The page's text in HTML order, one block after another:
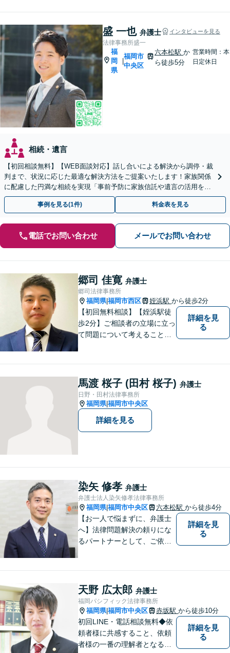
ださい。
盛 一也 弁護士 インタビューを見る
法律事務所盛一
福
岡
県
福岡市
中央区
六本松駅か
ら徒歩5分
営業時間：本
日定休日
相続・遺言
【初回相談無料】【WEB面談対応】話し合いによる解決から調停・裁
判まで、状況に応じた最適な解決方法をご提案いたします！家族関係
に配慮した円満な相続を実現「事前予防に家族信託や遺言の活用を」
「相続税に関するご相談にも対応」【休日・夜間相談可】
事例を見る(1件) 料金表を見る
電話でお問い合わせ メールでお問い合わせ
郷司 佳寛 弁護士
郷司法律事務所
福岡県|福岡市西区 姪浜駅 から徒歩2分
【初回無料相談】【姪浜駅徒
歩2分】ご相談者の立場に立っ
て問題について考えることが
あらゆる問題解決に精通。
【電話相談可】
詳細を見
る
馬渡 桜子 (田村 桜子) 弁護士
日野・田村法律事務所
福岡県|福岡市中央区
詳細を見る
染矢 修孝 弁護士
弁護士法人染矢修孝法律事務所
福岡県|福岡市中央区 六本松駅 から徒歩4分
【お一人で悩まずに、弁護士
へ】法律問題解決の頼りにな
るパートナーとして、ご依頼
じめ、「離婚事件」、「損害
賠償請求事件」、「刑事事
件」まで多数の事件の取り扱
い【分割払い可】
詳細を見
る
天野 広太郎 弁護士
福岡パシフィック法律事務所
福岡県|福岡市中央区 赤坂駅 から徒歩10分
初回LINE・電話相談無料◆依
頼者様に共感すること、依頼
者様の一番の理解者となるこ
詳細を見
る